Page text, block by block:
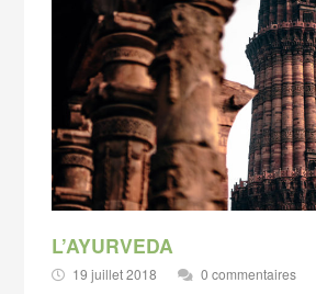
L’AYURVEDA
19 juillet 2018 0 commentaires